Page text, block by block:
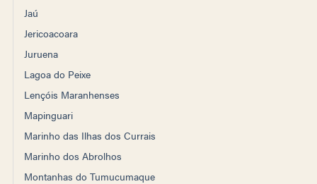
Jaú
Jericoacoara
Juruena
Lagoa do Peixe
Lençóis Maranhenses
Mapinguari
Marinho das Ilhas dos Currais
Marinho dos Abrolhos
Montanhas do Tumucumaque